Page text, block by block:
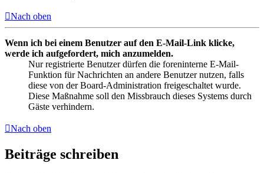
Nach oben
Wenn ich bei einem Benutzer auf den E-Mail-Link klicke,
werde ich aufgefordert, mich anzumelden.
Nur registrierte Benutzer dürfen die foreninterne E-Mail-
Funktion für Nachrichten an andere Benutzer nutzen, falls
diese von der Board-Administration freigeschaltet wurde.
Diese Maßnahme soll den Missbrauch dieses Systems durch
Gäste verhindern.
Nach oben
Beiträge schreiben